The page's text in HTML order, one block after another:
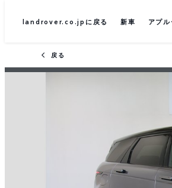
landrover.co.jpに戻る 新車 アプ
戻る